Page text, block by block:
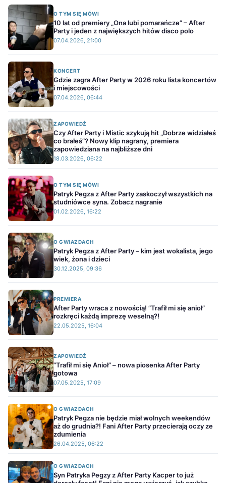
O TYM SIĘ MÓWI
10 lat od premiery „Ona lubi pomarańcze” – After
Party i jeden z największych hitów disco polo
07.04.2026, 21:00
KONCERT
Gdzie zagra After Party w 2026 roku lista koncertów
i miejscowości
07.04.2026, 06:44
ZAPOWIEDŹ
Czy After Party i Mistic szykują hit „Dobrze widziałeś
co brałeś”? Nowy klip nagrany, premiera
zapowiedziana na najbliższe dni
18.03.2026, 06:22
O TYM SIĘ MÓWI
Patryk Pegza z After Party zaskoczył wszystkich na
studniówce syna. Zobacz nagranie
01.02.2026, 16:22
O GWIAZDACH
Patryk Pegza z After Party – kim jest wokalista, jego
wiek, żona i dzieci
30.12.2025, 09:36
PREMIERA
After Party wraca z nowością! ”Trafił mi się anioł”
rozkręci każdą imprezę weselną?!
22.05.2025, 16:04
ZAPOWIEDŹ
”Trafił mi się Anioł” – nowa piosenka After Party
gotowa
07.05.2025, 17:09
O GWIAZDACH
Patryk Pegza nie będzie miał wolnych weekendów
aż do grudnia?! Fani After Party przecierają oczy ze
zdumienia
26.04.2025, 06:22
O GWIAZDACH
Syn Patryka Pegzy z After Party Kacper to już